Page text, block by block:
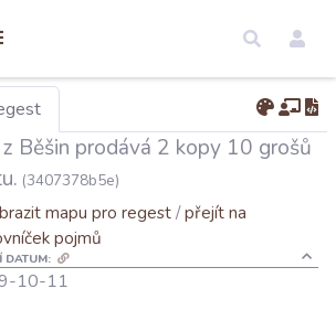
z Běšin prodává 2 kopy 10 grošů
(3407378b5e)
mapu pro regest/přejít na
pojmů
DATUM:
10-11